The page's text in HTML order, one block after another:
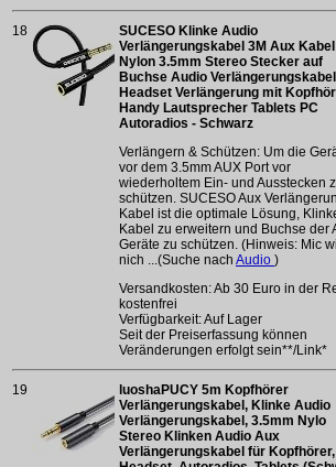
18
SUCESO Klinke Audio
Verlängerungskabel 3M Aux Kabel
Nylon 3.5mm Stereo Stecker auf
Buchse Audio Verlängerungskabel
Headset Verlängerung mit
Handy Lautsprecher Tablets PC
Autoradios - Schwarz
Verlängern & Schützen: Um die
vor dem 3.5mm AUX Port vor
wiederholtem Ein- und Ausstecken
schützen. SUCESO Aux
Kabel ist die optimale Lösung,
Kabel zu erweitern und Buchse der
Geräte zu schützen. (Hinweis: Mic
nich ...(Suche nach Audio )
Versandkosten: Ab 30 Euro in der
kostenfrei
Verfügbarkeit: Auf Lager
Seit der Preiserfassung können
Veränderungen erfolgt sein**/Link*
19
luoshaPUCY 5m Kopfhörer
Verlängerungskabel, Klinke Audio
Verlängerungskabel, 3.5mm Nylo
Stereo Klinken Audio Aux
Verlängerungskabel für Kopfhörer,